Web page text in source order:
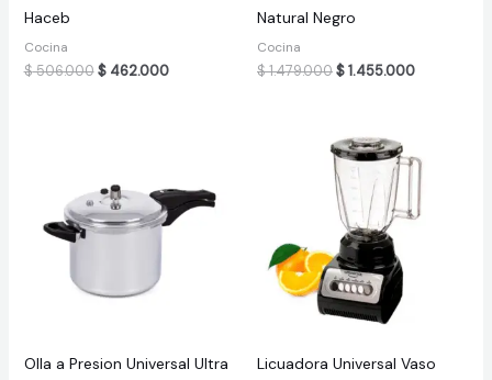
Haceb
Cocina
$506.000 Original
$462.000Current
Natural Negro
Cocina
$1.479.000Original
$1.455.000Current
Olla a Presion Universal Ultra
Licuadora Universal Vaso